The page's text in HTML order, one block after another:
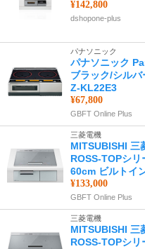
¥142,800
dshopone-plus
パナソニック
パナソニック
ブラック/シル
Z-KL22E3
¥67,800
GBFT Online Plus
三菱電機
MITSUBISHI 三
ROSS-TOPシ
60cm ビルトイ
¥133,000
GBFT Online Plus
三菱電機
MITSUBISHI 三
ROSS-TOPシ